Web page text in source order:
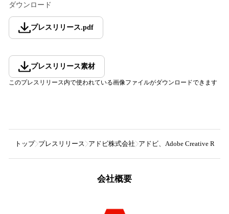
ダウンロード
プレスリリース.pdf
プレスリリース素材
このプレスリリース内で使われている画像ファイルがダウンロードできます
トップ プレスリリース アドビ株式会社 アドビ、Adobe Creative
会社概要